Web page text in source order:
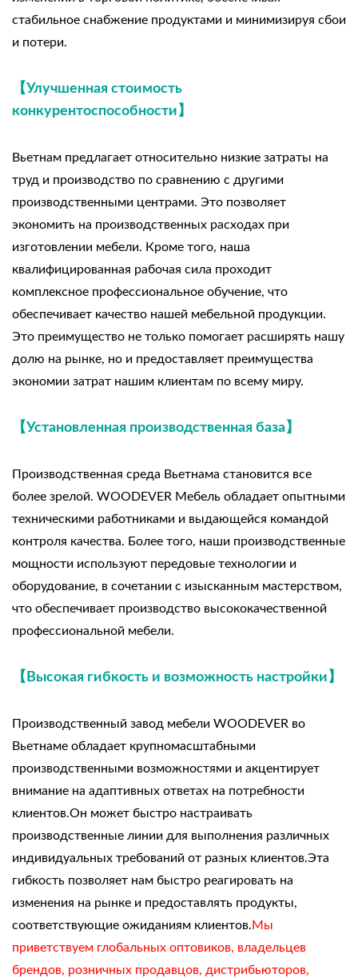
стабильное снабжение продуктами и минимизируя сбои
и потери.
【Улучшенная стоимость
конкурентоспособности】
Вьетнам предлагает относительно низкие затраты на
труд и производство по сравнению с другими
производственными центрами. Это позволяет
экономить на производственных расходах при
изготовлении мебели. Кроме того, наша
квалифицированная рабочая сила проходит
комплексное профессиональное обучение, что
обеспечивает качество нашей мебельной продукции.
Это преимущество не только помогает расширять нашу
долю на рынке, но и предоставляет преимущества
экономии затрат нашим клиентам по всему миру.
【Установленная производственная база】
Производственная среда Вьетнама становится все
более зрелой. WOODEVER Мебель обладает опытными
техническими работниками и выдающейся командой
контроля качества. Более того, наши производственные
мощности используют передовые технологии и
оборудование, в сочетании с изысканным мастерством,
что обеспечивает производство высококачественной
профессиональной мебели.
【Высокая гибкость и возможность настройки】
Производственный завод мебели WOODEVER во
Вьетнаме обладает крупномасштабными
производственными возможностями и акцентирует
внимание на адаптивных ответах на потребности
клиентов.Он может быстро настраивать
производственные линии для выполнения различных
индивидуальных требований от разных клиентов.Эта
гибкость позволяет нам быстро реагировать на
изменения на рынке и предоставлять продукты,
соответствующие ожиданиям клиентов.Мы
приветствуем глобальных оптовиков, владельцев
брендов, розничных продавцов, дистрибьюторов,